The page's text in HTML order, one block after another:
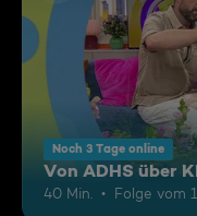
Noch 3 Tage online
Von ADHS über
40 Min. Folge vom